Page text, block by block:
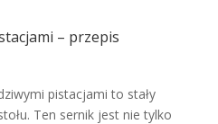
– przepis
pistacjami to stały
Ten sernik jest nie tylko